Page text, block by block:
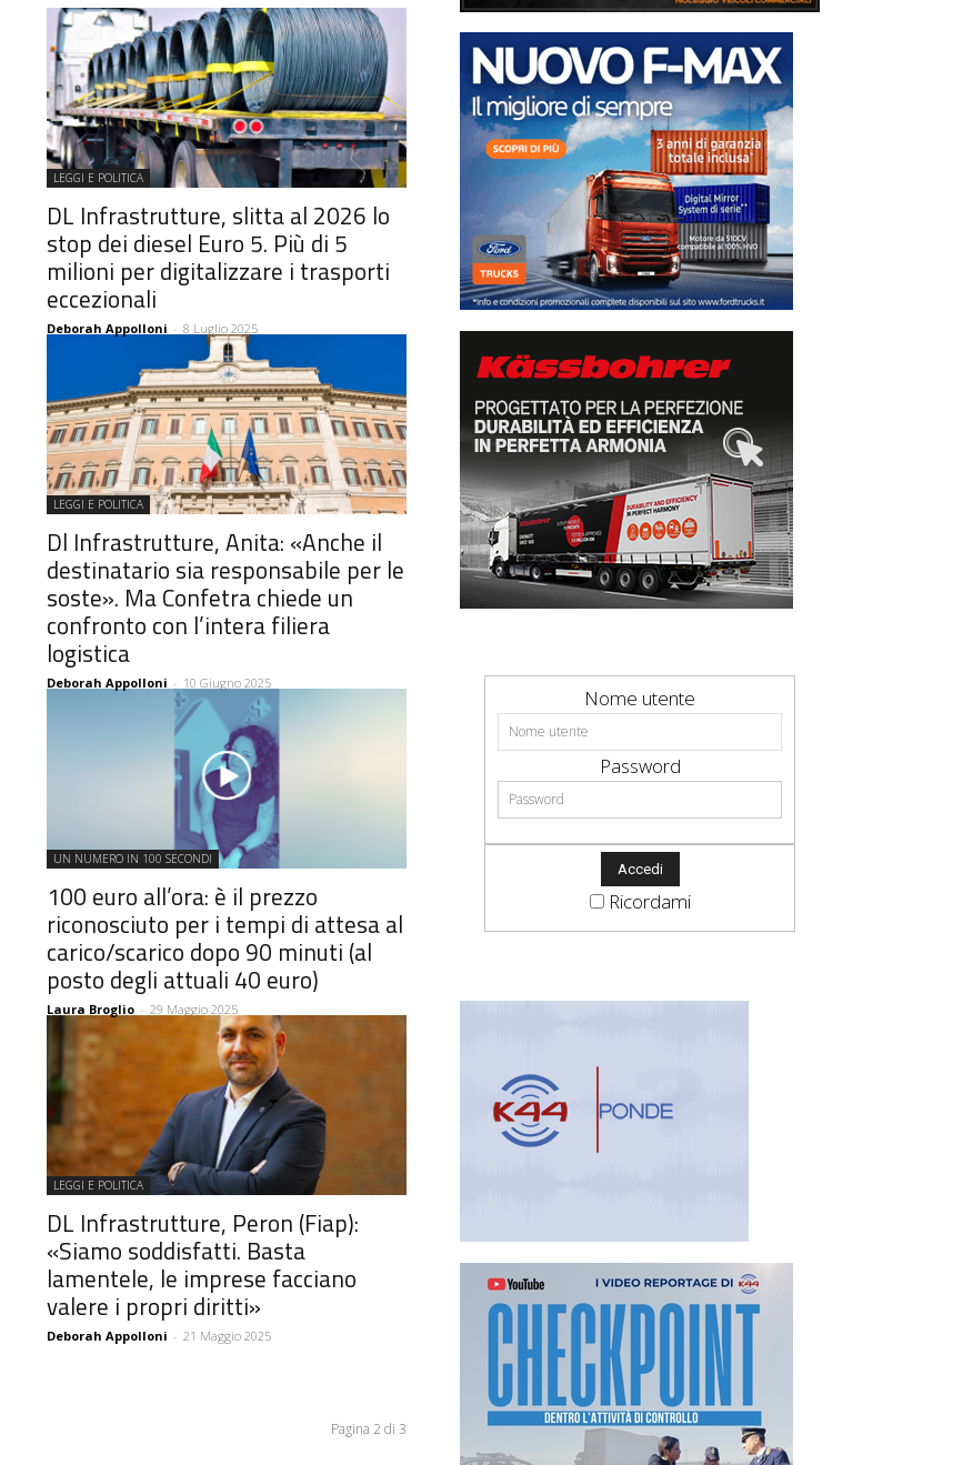
LEGGI E POLITICA
DL Infrastrutture, slitta al 2026 lo
stop dei diesel Euro 5. Più di 5
milioni per digitalizzare i trasporti
eccezionali
Deborah Appolloni - 8 Luglio 2025
LEGGI E POLITICA
Dl Infrastrutture, Anita: «Anche il
destinatario sia responsabile per le
soste». Ma Confetra chiede un
confronto con l’intera filiera
logistica
Deborah Appolloni - 10 Giugno 2025
UN NUMERO IN 100 SECONDI
100 euro all’ora: è il prezzo
riconosciuto per i tempi di attesa al
carico/scarico dopo 90 minuti (al
posto degli attuali 40 euro)
Laura Broglio - 29 Maggio 2025
LEGGI E POLITICA
DL Infrastrutture, Peron (Fiap):
«Siamo soddisfatti. Basta
lamentele, le imprese facciano
valere i propri diritti»
Deborah Appolloni - 21 Maggio 2025
Pagina 2 di 3
Nome utente
Password
Ricordami